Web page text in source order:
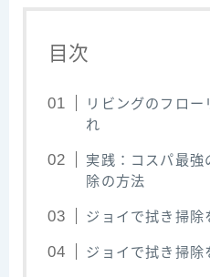
目次
リビングのフロ
れ
実践：コスパ最強
除の方法
ジョイで拭き掃除
ジョイで拭き掃除